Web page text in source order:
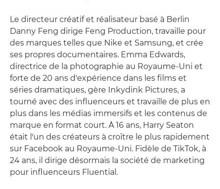
Le directeur créatif et réalisateur basé à Berlin
Danny Feng dirige Feng Production, travaille pour
des marques telles que Nike et Samsung, et crée
ses propres documentaires. Emma Edwards,
directrice de la photographie au Royaume-Uni et
forte de 20 ans d'expérience dans les films et
séries dramatiques, gère Inkydink Pictures, a
tourné avec des influenceurs et travaille de plus en
plus dans les médias immersifs et les contenus de
marque en format court. À 16 ans, Harry Seaton
était l'un des créateurs à croître le plus rapidement
sur Facebook au Royaume-Uni. Fidèle de TikTok, à
24 ans, il dirige désormais la société de marketing
pour influenceurs Fluential.